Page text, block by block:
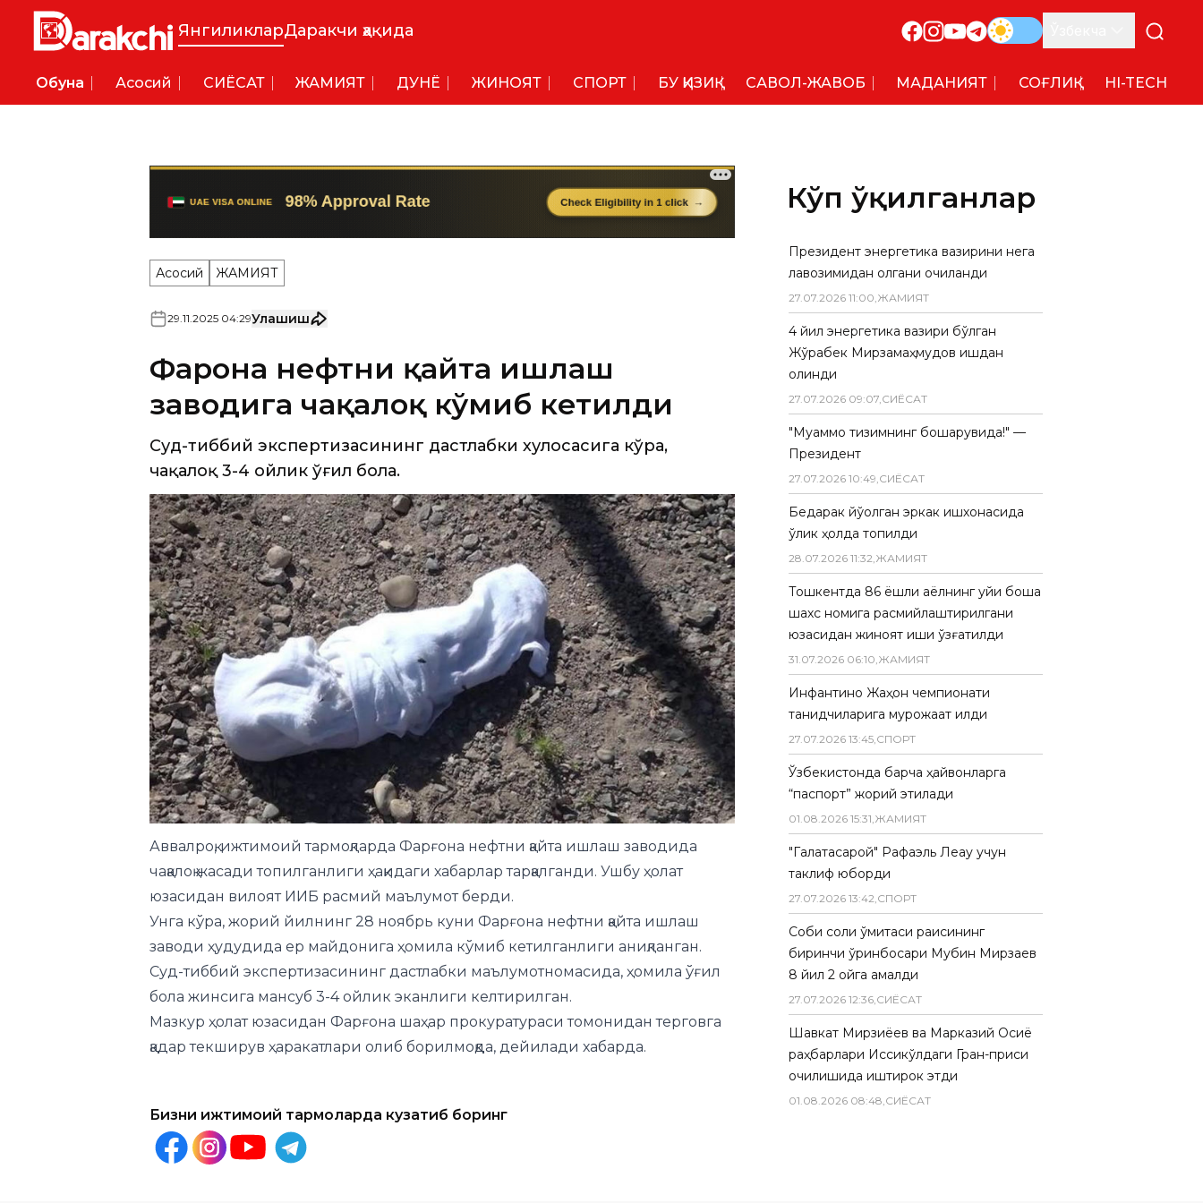
ЯнгиликларДаракчи ҳақида
Обуна Асосий СИËСАТ ЖАМИЯТ ДУНË ЖИНОЯТ СПОРТ БУ ҚИЗИҚ САВОЛ-ЖАВОБ МАДАНИЯТ СОҒЛИҚ HI-TECH
Асосий ЖАМИЯТ
Фарғона нефтни қайта ишлаш
заводига чақалоқ кўмиб кетилди
Суд-тиббий экспертизасининг дастлабки хулосасига кўра,
чақалоқ 3-4 ойлик ўғил бола.
Аввалроқ, ижтимоий тармоқларда Фарғона нефтни қайта ишлаш заводида
чақалоқ жасади топилганлиги ҳақидаги хабарлар тарқалганди. Ушбу ҳолат
юзасидан вилоят ИИБ расмий маълумот берди.
Унга кўра, жорий йилнинг 28 ноябрь куни Фарғона нефтни қайта ишлаш
заводи ҳудудида ер майдонига ҳомила кўмиб кетилганлиги аниқланган.
Суд-тиббий экспертизасининг дастлабки маълумотномасида, ҳомила ўғил
бола жинсига мансуб 3-4 ойлик эканлиги келтирилган.
Мазкур ҳолат юзасидан Фарғона шаҳар прокуратураси томонидан терговга
қадар текширув ҳаракатлари олиб борилмоқда, дейилади хабарда.
Бизни ижтимоий тармоқларда кузатиб боринг
Кўп ўқилганлар
Президент энергетика вазирини нега
лавозимидан олгани очиқланди
27.07.2026 11:00,ЖАМИЯТ
4 йил энергетика вазири бўлган
Жўрабек Мирзамаҳмудов ишдан
олинди
27.07.2026 09:07,СИËСАТ
"Муаммо тизимнинг бошқарувида!" —
Президент
27.07.2026 10:49,СИËСАТ
Бедарак йўқолган эркак ишхонасида
ўлик ҳолда топилди
28.07.2026 11:32,ЖАМИЯТ
Тошкентда 86 ёшли аёлнинг уйи бошқа
шахс номига расмийлаштирилгани
юзасидан жиноят иши қўзғатилди
31.07.2026 06:10,ЖАМИЯТ
Инфантино Жаҳон чемпионати
танқидчиларига мурожаат қилди
27.07.2026 13:45,СПОРТ
Ўзбекистонда барча ҳайвонларга
“паспорт” жорий этилади
01.08.2026 15:31,ЖАМИЯТ
"Галатасарой" Рафаэль Леау учун
таклиф юборди
27.07.2026 13:42,СПОРТ
Собиқ солиқ қўмитаси раисининг
биринчи ўринбосари Мубин Мирзаев
8 йил 2 ойга қамалди
27.07.2026 12:36,СИËСАТ
Шавкат Мирзиёев ва Марказий Осиё
раҳбарлари Иссиқкўлдаги Гран-приси
очилишида иштирок этди
01.08.2026 08:48,СИËСАТ
Бошқа янгиликлар